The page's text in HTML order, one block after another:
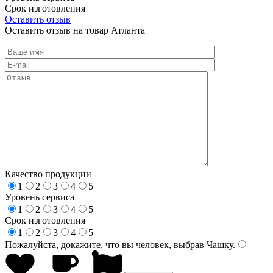
Срок изготовления
Оставить отзыв
Оставить отзыв на товар Атланта
Качество продукции
1
2 3 4
5
Уровень сервиса
1
2 3 4
5
Срок изготовления
1
2 3 4
5
Пожалуйста, докажите, что вы человек, выбрав Чашку.